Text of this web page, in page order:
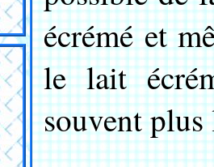
écrémé et
le lait
souvent